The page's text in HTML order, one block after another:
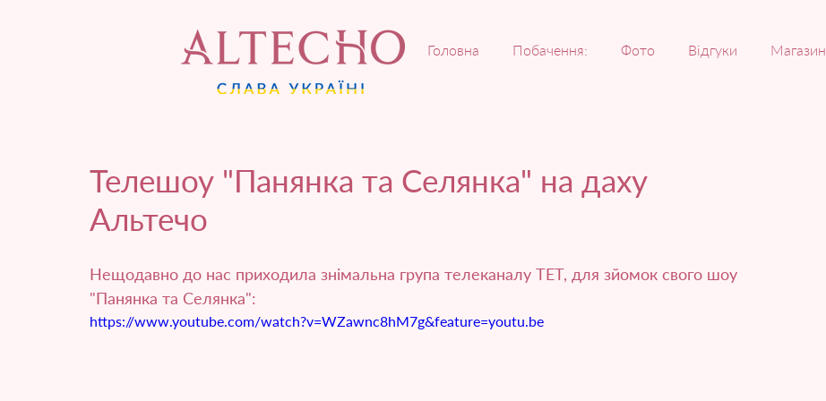
Головна Побачення: Фото Відгуки Магазин
Телешоу "Панянка та Селянка" на даху
Альтечо
Нещодавно до нас приходила знімальна група телеканалу ТЕТ, для зйомок свого шоу
"Панянка та Селянка":
https://www.youtube.com/watch?v=WZawnc8hM7g&feature=youtu.be